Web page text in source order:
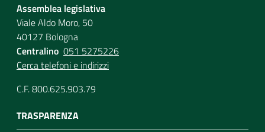
Assemblea legislativa
Viale Aldo Moro, 50
40127 Bologna
Centralino 051 5275226
Cerca telefoni e indirizzi
C.F. 800.625.903.79
TRASPARENZA